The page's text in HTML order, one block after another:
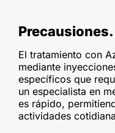
Precausiones.
El tratamiento con
mediante
específicos que
un especialista en
es rápido,
actividades